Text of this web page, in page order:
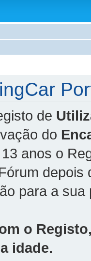
de
do
anos o
para a sua
o
idade.